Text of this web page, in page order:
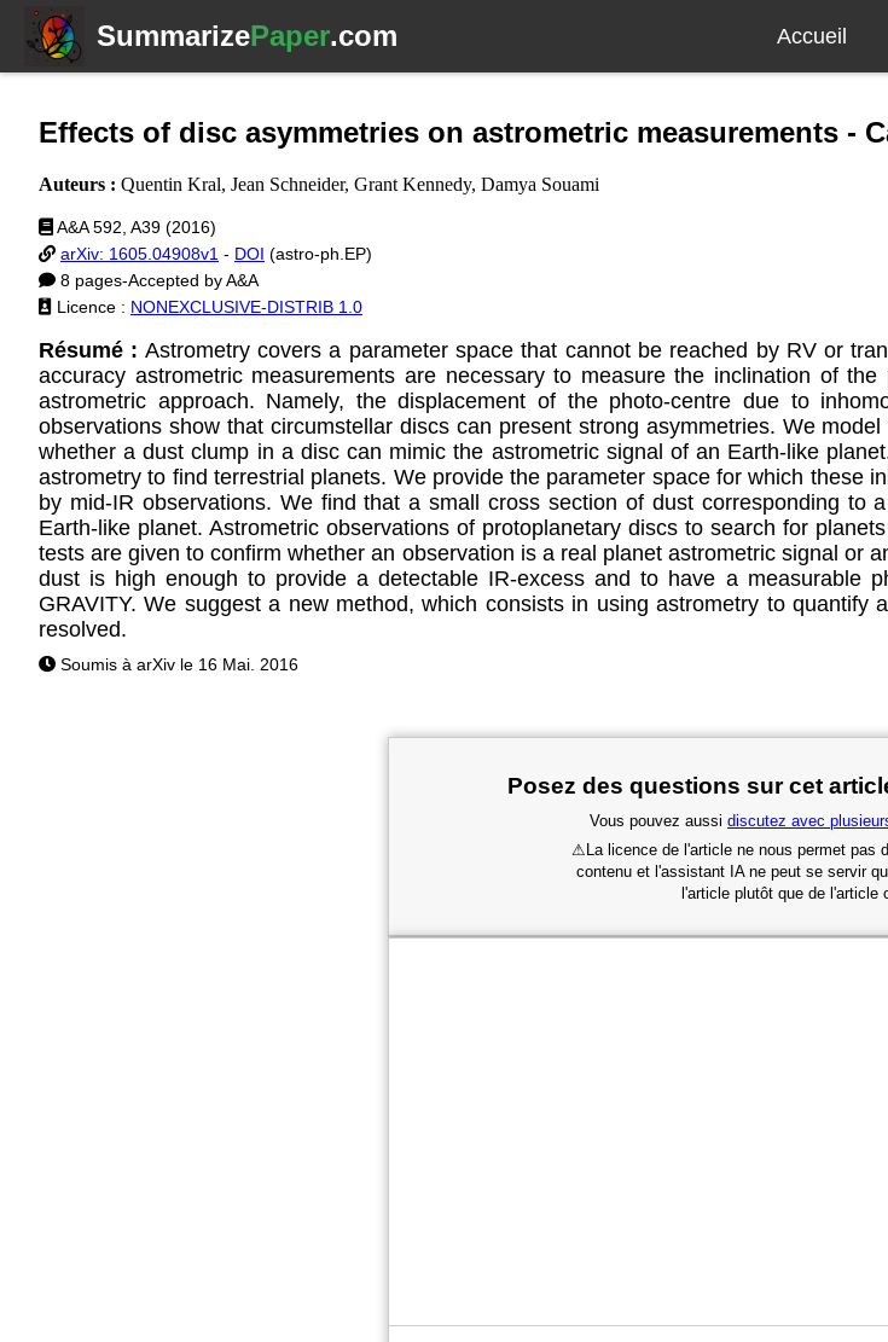
SummarizePaper.com Accueil
Effects of disc asymmetries on astrometric measurements -
Auteurs : Quentin Kral, Jean Schneider, Grant Kennedy, Damya Souami
A&A 592, A39 (2016)
arXiv: 1605.04908v1 - DOI (astro-ph.EP)
8 pages-Accepted by A&A
Licence : NONEXCLUSIVE-DISTRIB 1.0
Résumé : Astrometry covers a parameter space that cannot be reached by RV or
accuracy astrometric measurements are necessary to measure the inclination of
astrometric approach. Namely, the displacement of the photo-centre due to
observations show that circumstellar discs can present strong asymmetries. We
whether a dust clump in a disc can mimic the astrometric signal of an Earth-like
astrometry to find terrestrial planets. We provide the parameter space for which these
by mid-IR observations. We find that a small cross section of dust corresponding
Earth-like planet. Astrometric observations of protoplanetary discs to search for
tests are given to confirm whether an observation is a real planet astrometric signal or
dust is high enough to provide a detectable IR-excess and to have a measurable
GRAVITY. We suggest a new method, which consists in using astrometry to
resolved.
Soumis à arXiv le 16 Mai. 2016
Posez des questions sur cet
Vous pouvez aussi discutez avec
⚠ La licence de l'article ne nous permet pas
contenu et l'assistant IA ne peut se servir
l'article plutôt que de l'article